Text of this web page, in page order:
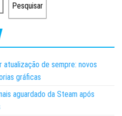
Pesquisar
de sempre: novos
gráficas
aguardado da Steam após